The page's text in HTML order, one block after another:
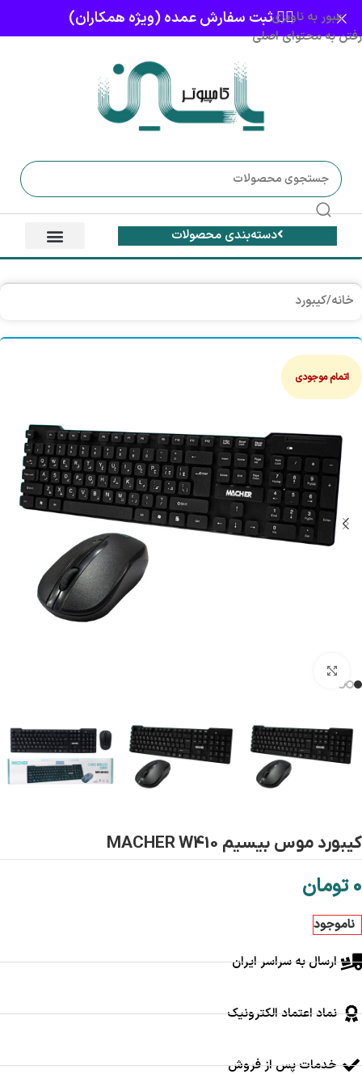
عبور به ناوبری
رفتن به محتوای اصلی
👈🏻 ثبت سفارش عمده (ویژه همکاران)
دسته‌بندی محصولات
خانه/کیبورد
اتمام موجودی
کیبورد موس بیسیم MACHER W410
0 تومان
ناموجود
ارسال به سراسر ایران
نماد اعتماد الکترونیک
خدمات پس از فروش